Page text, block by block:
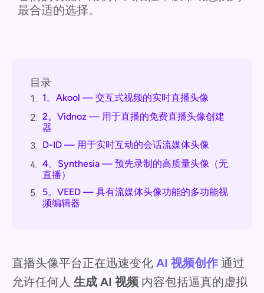
最合适的选择。
目录
1. 1。Akool — 交互式视频的实时直播头像
2. 2。Vidnoz — 用于直播的免费直播头像创建
器
3. D-ID — 用于实时互动的会话流媒体头像
4. 4。Synthesia — 预先录制的高质量头像（无
直播）
5. 5。VEED — 具有流媒体头像功能的多功能视
频编辑器
直播头像平台正在迅速变化 AI 视频创作 通过
允许任何人 生成 AI 视频 内容包括逼真的虚拟